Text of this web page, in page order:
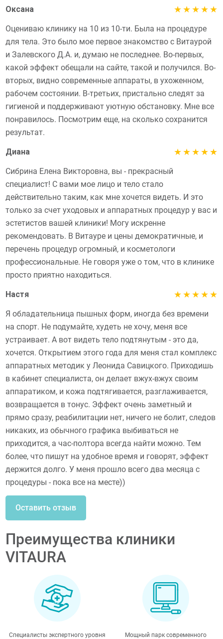
Оксана ★★★★★
Оцениваю клинику на 10 из 10-ти. Была на процедуре
для тела. Это было мое первое знакомство с Витаурой
и Залевского Д.А. и, думаю не последнее. Во-первых,
какой эффект обещали на сайте, такой и получился. Во-
вторых, видно современные аппараты, в ухоженном,
рабочем состоянии. В-третьих, пристально следят за
гигиеной и поддерживают уютную обстановку. Мне все
понравилось. Посмотрим еще, на сколько сохранится
результат.
Диана ★★★★★
Сибрина Елена Викторовна, вы - прекрасный
специалист! С вами мое лицо и тело стало
действительно таким, как мне хочется видеть. И это
только за счет уходовых и аппаратных процедур у вас и
эстетистов вашей клиники! Могу искренне
рекомендовать. В Витауре и цены демократичные, и
перечень процедур огромный, и косметологи
профессиональные. Не говоря уже о том, что в клинике
просто приятно находиться.
Настя ★★★★★
Я обладательница пышных форм, иногда без времени
на спорт. Не подумайте, худеть не хочу, меня все
устраивает. А вот видеть тело подтянутым - это да,
хочется. Открытием этого года для меня стал комплекс
аппаратных методик у Леонида Савицкого. Приходишь
в кабинет специалиста, он делает вжух-вжух своим
аппаратиком, и кожа подтягивается, разглаживается,
возвращается в тонус. Эффект очень заметный и
прямо сразу, реабилитации нет, ничего не болит, следов
никаких, из обычного графика выбиваться не
приходится, а час-полтора всегда найти можно. Тем
более, что пишут на удобное время и говорят, эффект
держится долго. У меня прошло всего два месяца с
процедуры - пока все на месте))
Оставить отзыв
Преимущества клиники
VITAURA
Специалисты экспертного уровня
Мощный парк современного